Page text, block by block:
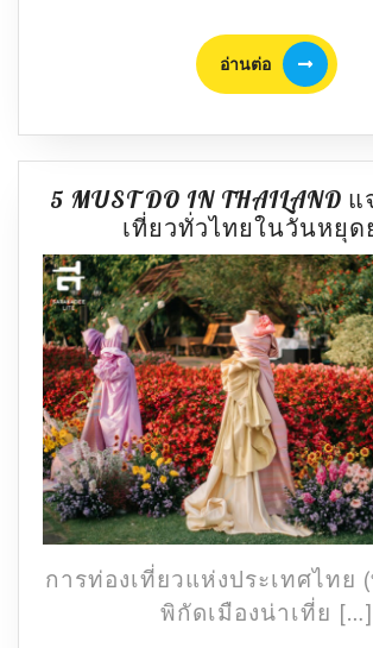
อ่านต่อ
อ่าน
ต่อ
5 MUST DO IN THAILAND
เที่ยวทั่วไทยในวันหยุด
การท่องเที่ยวแห่งประเทศไทย
พิกัดเมืองน่าเที่ย […]